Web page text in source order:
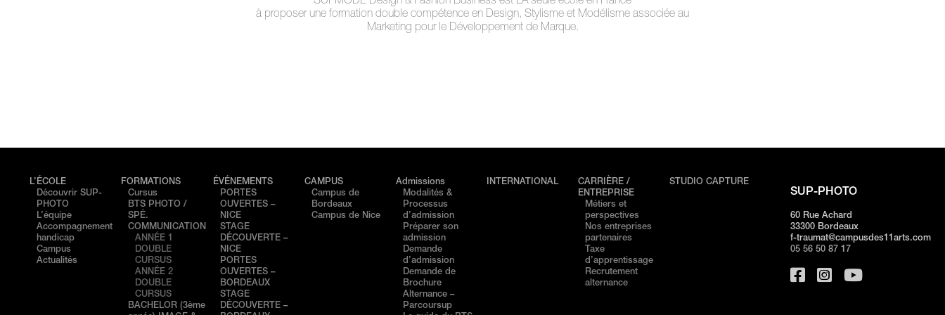
à proposer une formation double compétence en Design, Stylisme et Modélisme associée au
Marketing pour le Développement de Marque.
L’ÉCOLE
Découvrir SUP-
PHOTO
L’équipe
Accompagnement
handicap
Campus
Actualités
FORMATIONS
Cursus
BTS PHOTO /
SPÉ.
COMMUNICATION
ANNÉE 1
DOUBLE
CURSUS
ANNÉE 2
DOUBLE
CURSUS
BACHELOR (3ème
ÉVÉNEMENTS
PORTES
OUVERTES –
NICE
STAGE
DÉCOUVERTE –
NICE
PORTES
OUVERTES –
BORDEAUX
STAGE
DÉCOUVERTE –
CAMPUS
Campus de
Bordeaux
Campus de Nice
Admissions
Modalités &
Processus
d’admission
Préparer son
admission
Demande
d’admission
Demande de
Brochure
Alternance –
Parcoursup
INTERNATIONAL
CARRIÈRE /
ENTREPRISE
Métiers et
perspectives
Nos entreprises
partenaires
Taxe
d’apprentissage
Recrutement
alternance
STUDIO CAPTURE
SUP-PHOTO
60 Rue Achard
33300 Bordeaux
f-traumat@campusdes11arts.com
05 56 50 87 17